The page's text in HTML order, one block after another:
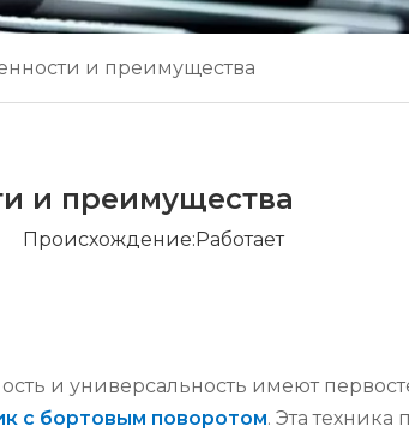
и преимущества
и преимущества
Происхождение:Работает
и универсальность имеют
с бортовым поворотом. Эта техника